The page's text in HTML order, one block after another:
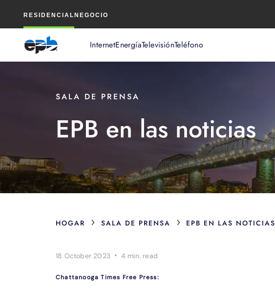
RESIDENCIAL NEGOCIO
InternetEnergíaTelevisiónTeléfono
principal
SALA DE PRENSA
EPB en las noticias
HOGAR › SALA DE PRENSA › EPB EN LAS NOTICIAS
18 October 2023 · 4 min. read
Chattanooga Times Free Press: